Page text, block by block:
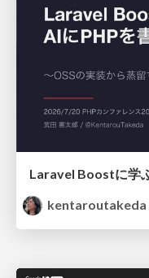
kentaroutakeda